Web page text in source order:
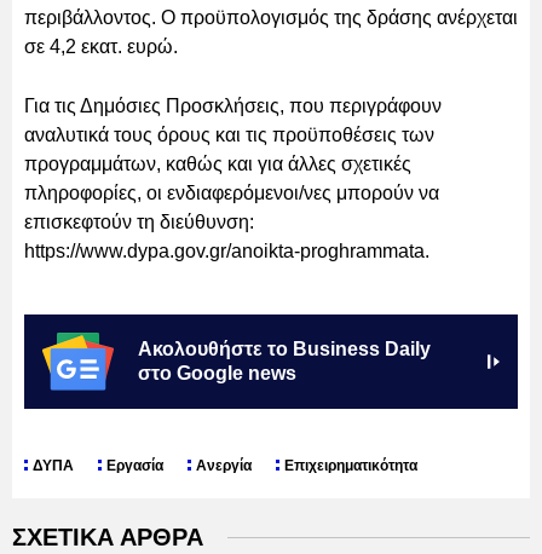
περιβάλλοντος. Ο προϋπολογισμός της δράσης ανέρχεται
σε 4,2 εκατ. ευρώ.
Για τις Δημόσιες Προσκλήσεις, που περιγράφουν
αναλυτικά τους όρους και τις προϋποθέσεις των
προγραμμάτων, καθώς και για άλλες σχετικές
πληροφορίες, οι ενδιαφερόμενοι/νες μπορούν να
επισκεφτούν τη διεύθυνση:
https://www.dypa.gov.gr/anoikta-proghrammata.
Ακολουθήστε το Business Daily
στο Google news
ΔΥΠΑ Εργασία Ανεργία Επιχειρηματικότητα
ΣΧΕΤΙΚΑ ΑΡΘΡΑ